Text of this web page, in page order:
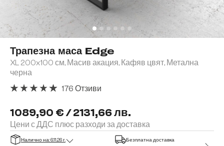
Трапезна маса Edge
XL 200x100 см, Масив акация, Кафяв цвят, Метална
черна
1089,90 € / 2131,66 лв.
Цени с ДДС плюс разходи за доставка
176 Отзиви
Налично на: 6.11.26 г. Безплатна доставка